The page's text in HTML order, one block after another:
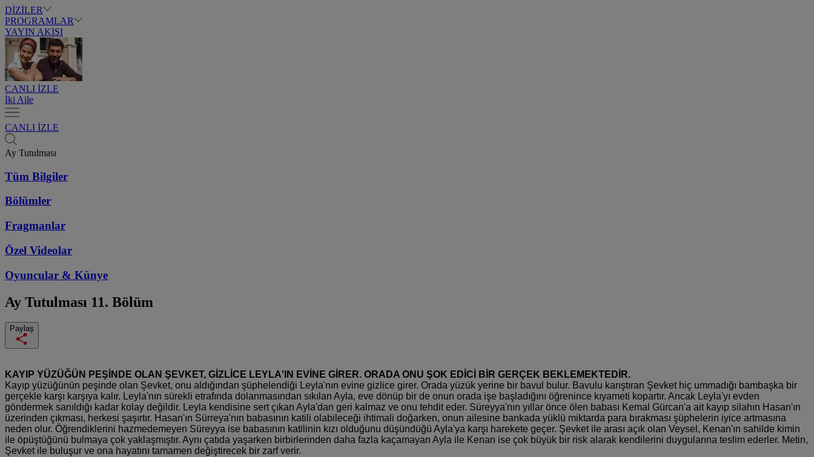
DİZİLER
PROGRAMLAR
YAYIN AKIŞI
CANLI İZLE
İki Aile
CANLI İZLE
Ay Tutulması
Tüm Bilgiler
Bölümler
Fragmanlar
Özel Videolar
Oyuncular & Künye
Ay Tutulması 11. Bölüm
Paylaş
KAYIP YÜZÜĞÜN PEŞİNDE OLAN ŞEVKET, GİZLİCE LEYLA'IN EVİNE GİRER. ORADA ONU ŞOK EDİCİ BİR GERÇEK BEKLEMEKTEDİR.
Kayıp yüzüğünün peşinde olan Şevket, onu aldığından şüphelendiği Leyla'nın evine gizlice girer. Orada yüzük yerine bir bavul bulur. Bavulu karıştıran Şevket hiç ummadığı bambaşka bir
gerçekle karşı karşıya kalır. Leyla'nın sürekli etrafında dolanmasından sıkılan Ayla, eve dönüp bir de onun orada işe başladığını öğrenince kıyameti kopartır. Ancak Leyla'yı evden
göndermek sanıldığı kadar kolay değildir. Leyla kendisine sert çıkan Ayla'dan geri kalmaz ve onu tehdit eder. Süreyya'nın yıllar önce ölen babası Kemal Gürcan'a ait kayıp silahın Hasan'ın
üzerinden çıkması, herkesi şaşırtır. Hasan'ın Sürreya'nın babasının katili olabileceği ihtimali doğarken, onun ailesine bankada yüklü miktarda para bırakması şüphelerin iyice artmasına
neden olur. Öğrendiklerini hazmedemeyen Süreyya ise babasının katilinin kızı olduğunu düşündüğü Ayla'ya karşı harekete geçer. Şevket ile arası açık olan Veysel, Kenan'ın sahilde kimin
ile öpüştüğünü bulmaya çok yaklaşmıştır. Aynı çatıda yaşarken birbirlerinden daha fazla kaçamayan Ayla ile Kenan ise çok büyük bir risk alarak kendilerini duygularına teslim ederler. Metin,
Şevket ile buluşur ve ona hayatını tamamen değiştirecek bir zarf verir.